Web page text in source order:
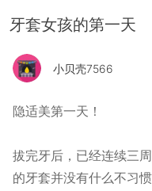
牙套女孩的第一天
小贝壳7566
隐适美第一天！
拔完牙后，已经连续三
的牙套并没有什么不习